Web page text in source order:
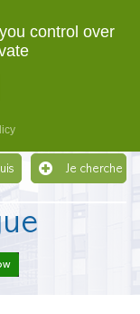
Hospitalier de
Je cherche
control over